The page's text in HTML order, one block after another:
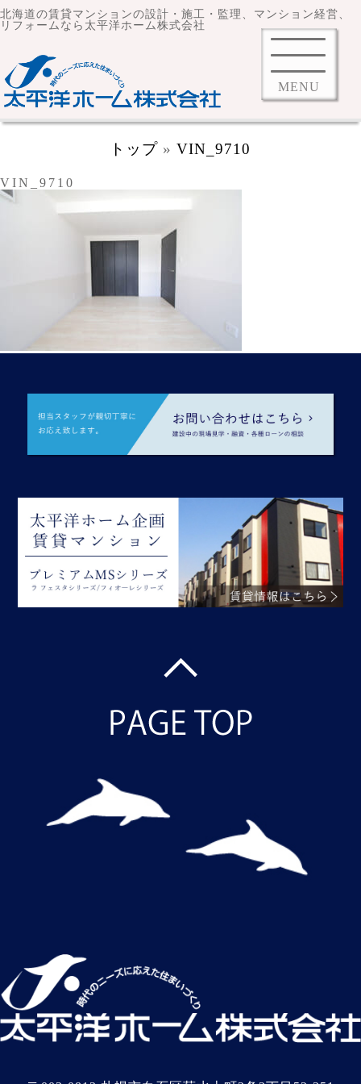
北海道の賃貸マンションの設計・施工・監理、マンション経営、
リフォームなら太平洋ホーム株式会社
MENU
トップ »VIN_9710
VIN_9710